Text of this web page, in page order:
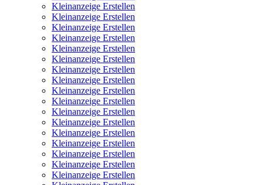
Kleinanzeige Erstellen
Kleinanzeige Erstellen
Kleinanzeige Erstellen
Kleinanzeige Erstellen
Kleinanzeige Erstellen
Kleinanzeige Erstellen
Kleinanzeige Erstellen
Kleinanzeige Erstellen
Kleinanzeige Erstellen
Kleinanzeige Erstellen
Kleinanzeige Erstellen
Kleinanzeige Erstellen
Kleinanzeige Erstellen
Kleinanzeige Erstellen
Kleinanzeige Erstellen
Kleinanzeige Erstellen
Kleinanzeige Erstellen